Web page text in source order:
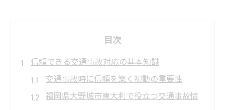
目次
信頼できる交通事故対応の基本知識
交通事故時に信頼を築く初動の重要性
福岡県大野城市東大利で役立つ交通事故情